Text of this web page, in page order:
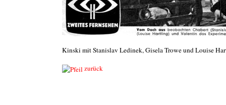
Kinski mit Stanislav Ledinek, Gisela Trowe und Louise
zurück